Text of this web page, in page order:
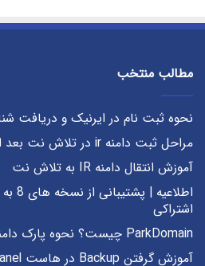
مطالب منتخب
نحوه ثبت نام در ایرنیک و دریافت
مراحل ثبت دامنه ir در تلاش نت بعد از ثبت نام در ایرنیک
آموزش انتقال دامنه IR به تلاش نت
اشتراکی
ParkDomain چیست؟ نحوه پارک دامنه در cpanel
آموزش گرفتن Backup در هاست Cpanel و انتقال به سرور دیگر